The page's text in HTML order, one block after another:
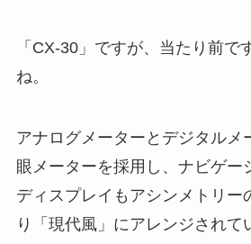
「CX-30」ですが、当たり前で
ね。
アナログメーターとデジタルメ
眼メーターを採用し、ナビゲー
ディスプレイもアシンメトリー
り「現代風」にアレンジされて